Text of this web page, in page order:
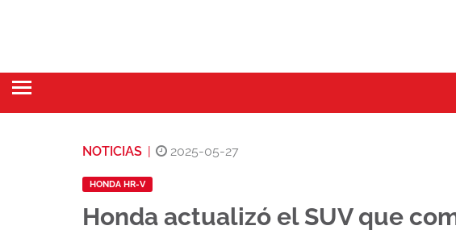
NOTICIAS 2025-05-27
HONDA HR-V
Honda actualizó el SUV que